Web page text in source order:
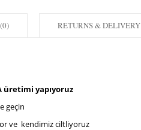
üretimi yapıyoruz
geçin
ve kendimiz ciltliyoruz
RETURNS & DELIVERY